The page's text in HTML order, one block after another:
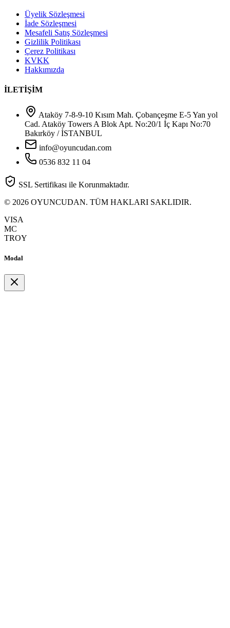
Üyelik Sözleşmesi
İade Sözleşmesi
Mesafeli Satış Sözleşmesi
Gizlilik Politikası
Çerez Politikası
KVKK
Hakkımızda
İLETİŞİM
Ataköy 7-8-9-10 Kısım Mah. Çobançeşme E-5 Yan yol
Cad. Ataköy Towers A Blok Apt. No:20/1 İç Kapı No:70
Bakırköy / İSTANBUL
info@oyuncudan.com
0536 832 11 04
SSL Sertifikası ile Korunmaktadır.
© 2026 OYUNCUDAN. TÜM HAKLARI SAKLIDIR.
VISA
MC
TROY
Modal